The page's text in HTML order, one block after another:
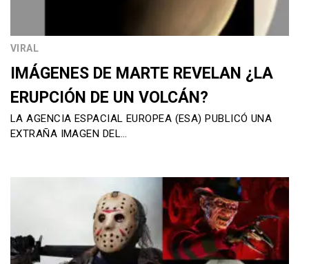
VIRAL
IMÁGENES DE MARTE REVELAN ¿LA
ERUPCIÓN DE UN VOLCÁN?
LA AGENCIA ESPACIAL EUROPEA (ESA) PUBLICÓ UNA
EXTRAÑA IMAGEN DEL…